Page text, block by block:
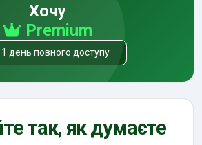
Хочу
Premium
1 день повного доступу
так, як думаєте